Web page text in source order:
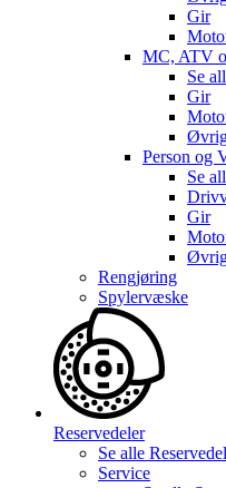
Gir
MC, ATV
Se
Gir
Person og
Se
Gir
Rengjøring
Spylervæske
Reservedeler
Se alle
Service